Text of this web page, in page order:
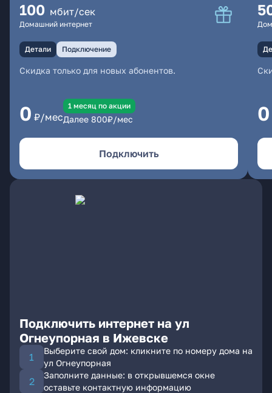
100 мбит/сек
Домашний интернет
Детали Подключение
Скидка только для новых абонентов.
0 ₽/мес
1 месяц по акции
Далее 800₽/мес
Подключить
0
Подключить интернет на ул
Огнеупорная в Ижевске
Выберите свой дом: кликните по номеру дома на
ул Огнеупорная
Заполните данные: в открывшемся окне
оставьте контактную информацию